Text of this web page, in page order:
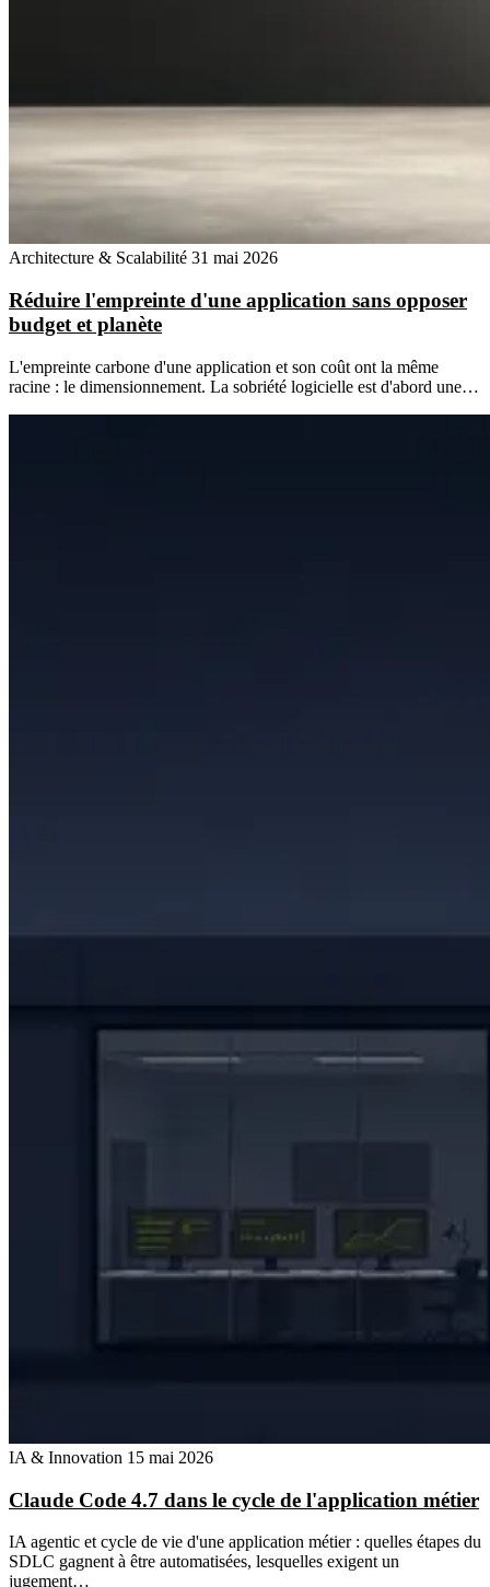
Architecture & Scalabilité 31 mai 2026
Réduire l'empreinte d'une application sans opposer
budget et planète
L'empreinte carbone d'une application et son coût ont la même
racine : le dimensionnement. La sobriété logicielle est d'abord une…
IA & Innovation 15 mai 2026
Claude Code 4.7 dans le cycle de l'application métier
IA agentic et cycle de vie d'une application métier : quelles étapes du
SDLC gagnent à être automatisées, lesquelles exigent un
jugement…